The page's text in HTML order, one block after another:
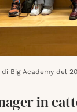
di Big Academy del
in